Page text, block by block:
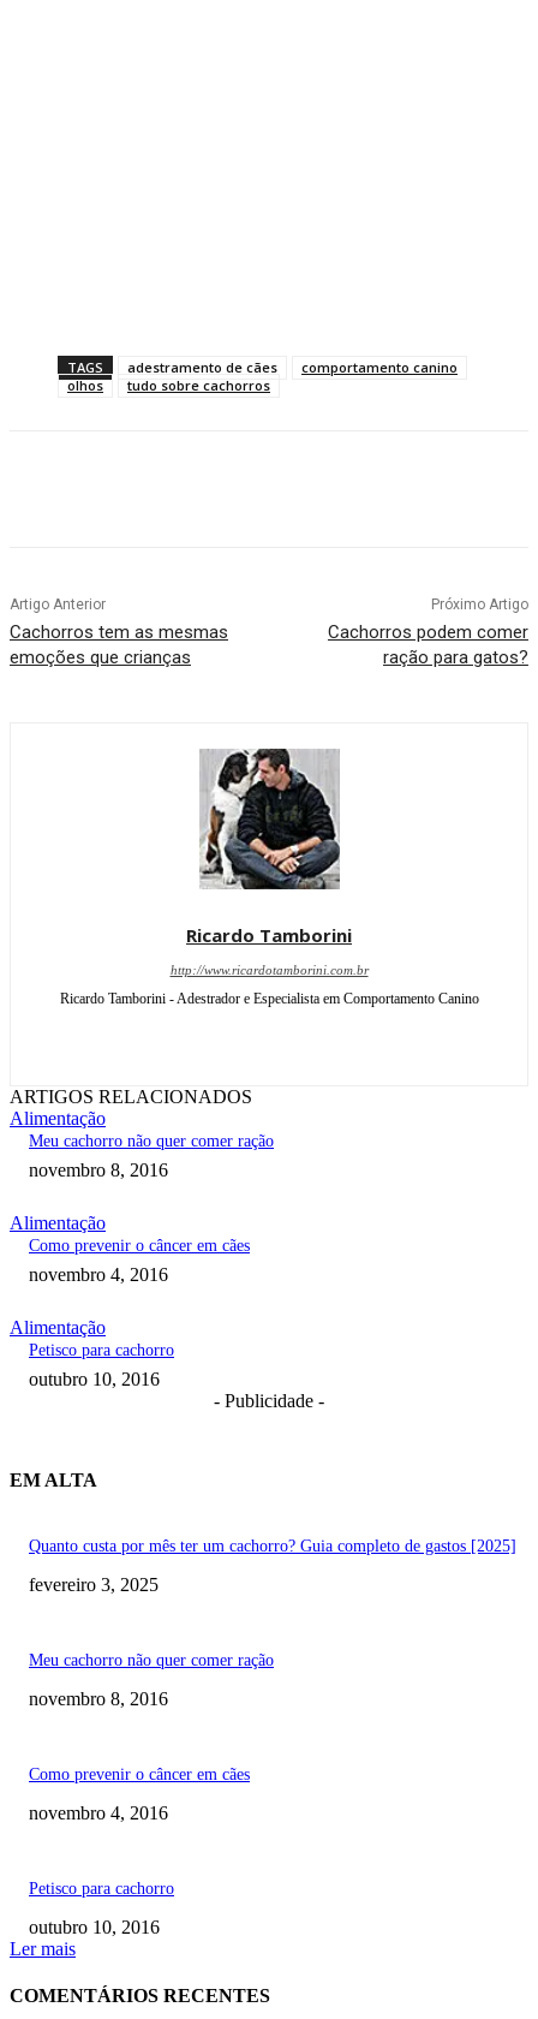
TAGS adestramento de cães
comportamento canino
olhos
tudo sobre cachorros
Artigo Anterior
Cachorros tem as mesmas
emoções que crianças
Próximo Artigo
Cachorros podem comer
ração para gatos?
Ricardo Tamborini
http://www.ricardotamborini.com.br
Ricardo Tamborini - Adestrador e Especialista em Comportamento Canino
ARTIGOS RELACIONADOS
Alimentação
Meu cachorro não quer comer ração
novembro 8, 2016
Alimentação
Como prevenir o câncer em cães
novembro 4, 2016
Alimentação
Petisco para cachorro
outubro 10, 2016
- Publicidade -
EM ALTA
Quanto custa por mês ter um cachorro? Guia completo de gastos [2025]
fevereiro 3, 2025
Meu cachorro não quer comer ração
novembro 8, 2016
Como prevenir o câncer em cães
novembro 4, 2016
Petisco para cachorro
outubro 10, 2016
Ler mais
COMENTÁRIOS RECENTES